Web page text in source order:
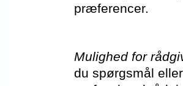
præferencer.
Mulighed for
du spørgsmål